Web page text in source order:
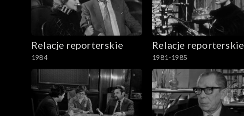
Relacje reporterskie
1984
Relacje reporterskie
1981-1985